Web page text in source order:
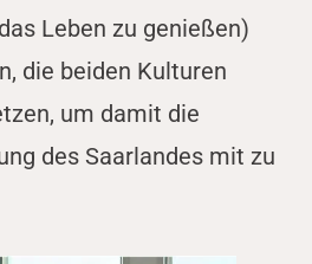
Leben zu genießen)
die beiden Kulturen
um damit die
des Saarlandes mit zu